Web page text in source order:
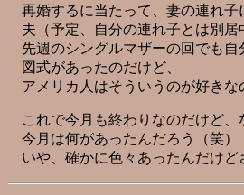
再婚するに当たって、妻の連れ子
夫（予定、自分の連れ子とは別居
先週のシングルマザーの回でも自
図式があったのだけど、
アメリカ人はそういうのが好きな
これで今月も終わりなのだけど、
今月は何があったんだろう（笑）
いや、確かに色々あったんだけど